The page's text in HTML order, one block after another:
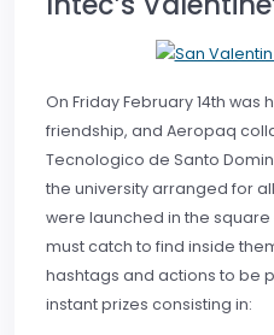
On Friday February 14th
friendship, and Aeropaq
Tecnologico de Santo
the university arranged for
were launched in the square
must catch to find inside
hashtags and actions to be
instant prizes consisting in: